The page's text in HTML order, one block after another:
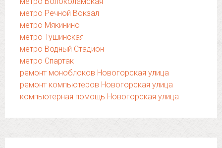
метро Речной Вокзал
метро Мякинино
метро Тушинская
метро Водный Стадион
метро Спартак
ремонт моноблоков Новогорская улица
ремонт компьютеров Новогорская улица
компьютерная помощь Новогорская улица